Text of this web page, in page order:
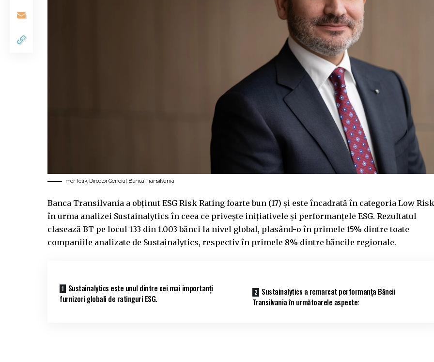
Ӧmer Tetik, Director General, Banca Transilvania
Banca Transilvania a obținut ESG Risk Rating foarte bun (17) și este încadrată în categoria Low Risk
în urma analizei Sustainalytics în ceea ce privește inițiativele și performanțele ESG. Rezultatul
clasează BT pe locul 133 din 1.003 bănci la nivel global, plasând-o în primele 15% dintre toate
companiile analizate de Sustainalytics, respectiv în primele 8% dintre băncile regionale.
Sustainalytics este unul dintre cei mai importanți
furnizori globali de ratinguri ESG.
Sustainalytics a remarcat performanța Băncii
Transilvania în următoarele aspecte: